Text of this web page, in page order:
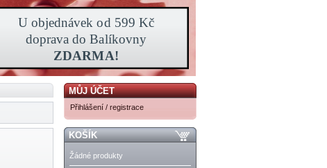
MŮJ ÚČET
Přihlášení / registrace
KOŠÍK
Žádné produkty